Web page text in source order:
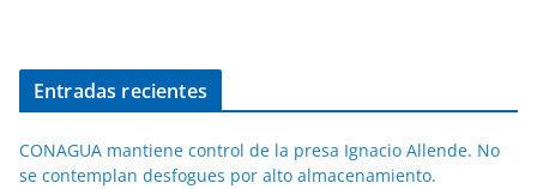
Entradas recientes
CONAGUA mantiene control de la presa Ignacio Allende. No
se contemplan desfogues por alto almacenamiento.